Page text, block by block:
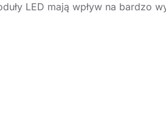
LED mają wpływ na bardzo
takich rozwiązań linki lub